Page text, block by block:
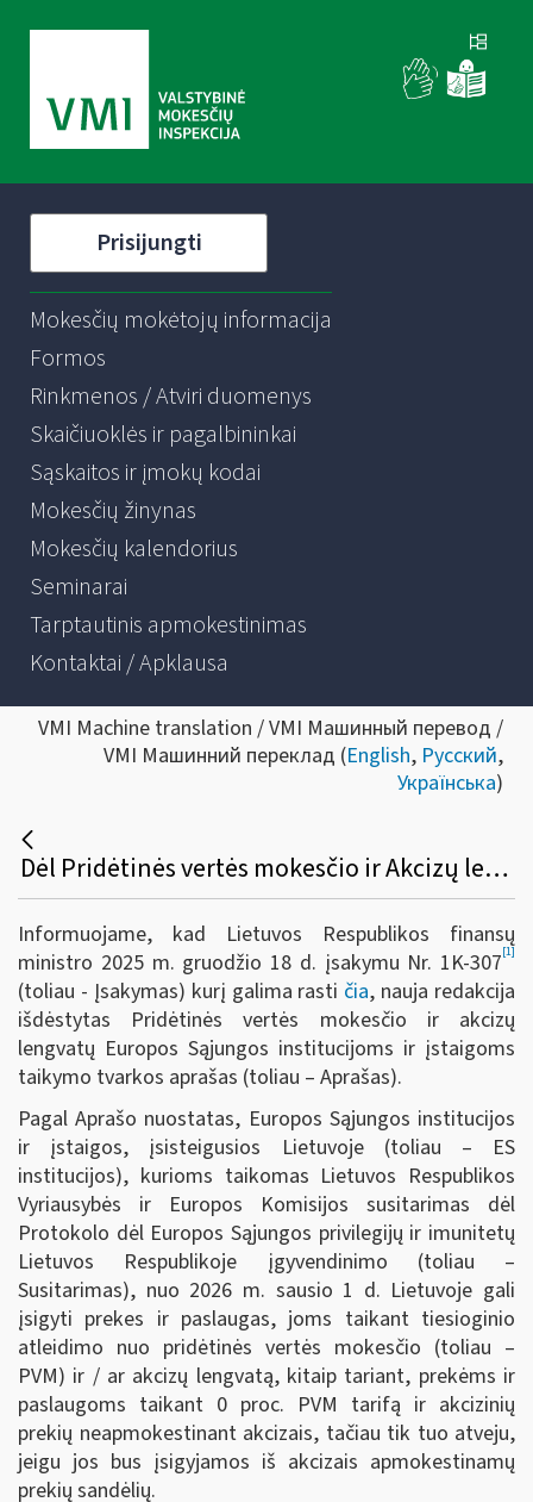
Prisijungti
Mokesčių mokėtojų informacija
Formos
Rinkmenos / Atviri duomenys
Skaičiuoklės ir pagalbininkai
Sąskaitos ir įmokų kodai
Mokesčių žinynas
Mokesčių kalendorius
Seminarai
Tarptautinis apmokestinimas
Kontaktai / Apklausa
VMI Machine translation / VMI Машинный перевод /
VMI Машинний переклад (English, Русский,
Українська)
Dėl Pridėtinės vertės mokesčio ir Akcizų lengvatų taikymo Europos Sąjungos institucijoms ir įstaigoms
Informuojame, kad Lietuvos Respublikos finansų
ministro 2025 m. gruodžio 18 d. įsakymu Nr. 1K-307[1]
(toliau - Įsakymas) kurį galima rasti čia, nauja redakcija
išdėstytas Pridėtinės vertės mokesčio ir akcizų
lengvatų Europos Sąjungos institucijoms ir įstaigoms
taikymo tvarkos aprašas (toliau – Aprašas).
Pagal Aprašo nuostatas, Europos Sąjungos institucijos
ir įstaigos, įsisteigusios Lietuvoje (toliau – ES
institucijos), kurioms taikomas Lietuvos Respublikos
Vyriausybės ir Europos Komisijos susitarimas dėl
Protokolo dėl Europos Sąjungos privilegijų ir imunitetų
Lietuvos Respublikoje įgyvendinimo (toliau –
Susitarimas), nuo 2026 m. sausio 1 d. Lietuvoje gali
įsigyti prekes ir paslaugas, joms taikant tiesioginio
atleidimo nuo pridėtinės vertės mokesčio (toliau –
PVM) ir / ar akcizų lengvatą, kitaip tariant, prekėms ir
paslaugoms taikant 0 proc. PVM tarifą ir akcizinių
prekių neapmokestinant akcizais, tačiau tik tuo atveju,
jeigu jos bus įsigyjamos iš akcizais apmokestinamų
prekių sandėlių.